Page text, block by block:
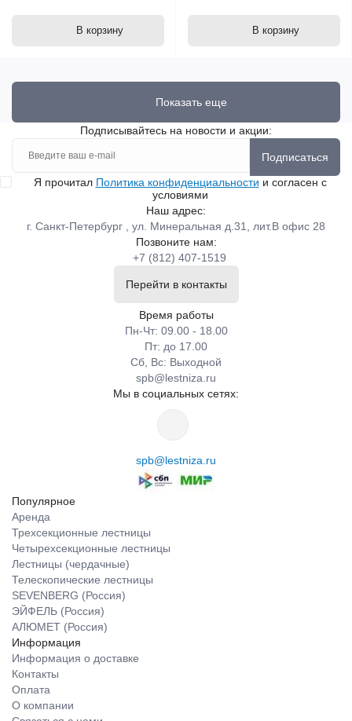
В корзину В корзину
Показать еще
Подписывайтесь на новости и акции:
Подписаться
Я прочитал Политика конфиденциальности и согласен с
условиями
Наш адрес:
г. Санкт-Петербург , ул. Минеральная д.31, лит.В офис 28
Позвоните нам:
+7 (812) 407-1519
Перейти в контакты
Время работы
Пн-Чт: 09.00 - 18.00
Пт: до 17.00
Сб, Вс: Выходной
spb@lestniza.ru
Мы в социальных сетях:
spb@lestniza.ru
Популярное
Аренда
Трехсекционные лестницы
Четырехсекционные лестницы
Лестницы (чердачные)
Телескопические лестницы
SEVENBERG (Россия)
ЭЙФЕЛЬ (Россия)
АЛЮМЕТ (Россия)
Информация
Информация о доставке
Контакты
Оплата
О компании